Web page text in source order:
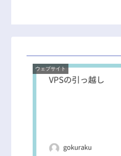
ウェブサイト